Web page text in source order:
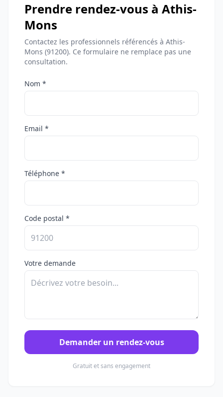
Prendre rendez-vous à Athis-
Mons
Contactez les professionnels référencés à Athis-
Mons (91200). Ce formulaire ne remplace pas une
consultation.
Nom *
Email *
Téléphone *
Code postal *
Votre demande
Demander un rendez-vous
Gratuit et sans engagement